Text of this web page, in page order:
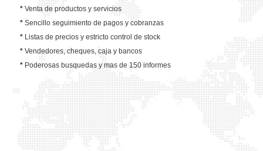
* Venta de productos y servicios
* Sencillo seguimiento de pagos y cobranzas
* Listas de precios y estricto control de stock
* Vendedores, cheques, caja y bancos
* Poderosas busquedas y mas de 150 informes